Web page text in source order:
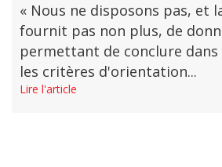
« Nous ne disposons pas, et
fournit pas non plus, de
permettant de conclure dans
les critères d'orientation...
Lire l'article